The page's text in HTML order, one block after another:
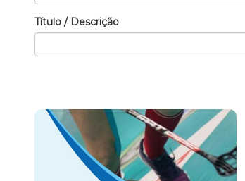
Título / Descrição